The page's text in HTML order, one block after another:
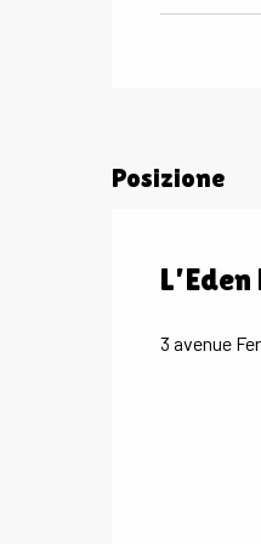
Posizione
3 avenue